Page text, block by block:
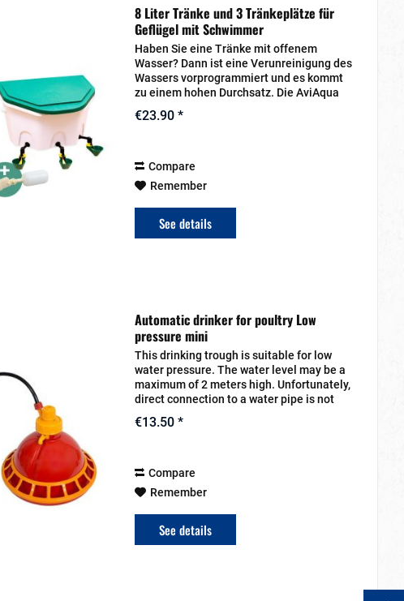
8 Liter Tränke und 3 Tränkeplätze für
Geflügel mit Schwimmer
Haben Sie eine Tränke mit offenem
Wasser? Dann ist eine Verunreinigung des
Wassers vorprogrammiert und es kommt
zu einem hohen Durchsatz. Die AviAqua
verhindert dies! Diese Tränke ist mit
Schwimmer (=automatische Versorgung).
€23.90 *
Compare
Remember
See details
Automatic drinker for poultry Low
pressure mini
This drinking trough is suitable for low
water pressure. The water level may be a
maximum of 2 meters high. Unfortunately,
direct connection to a water pipe is not
possible. However, a low water pressure
can be created by connecting a...
€13.50 *
Compare
Remember
See details